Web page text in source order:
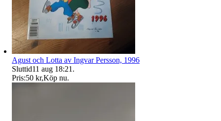
Agust och Lotta av Ingvar Persson, 1996
Sluttid11 aug 18:21 .
Pris:50 kr,Köp nu.